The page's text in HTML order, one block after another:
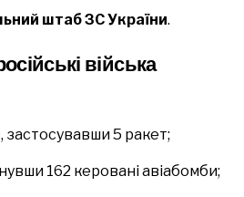
штаб ЗС України.
війська
, застосувавши 5 ракет;
162 керовані авіабомби;